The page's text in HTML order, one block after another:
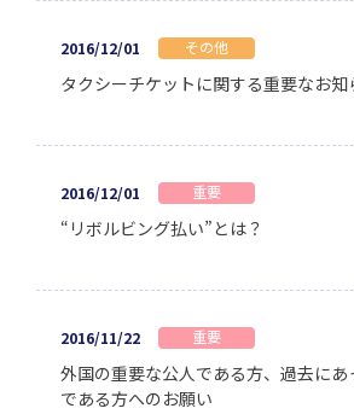
2016/12/01 その他
タクシーチケットに関する重要なお知
2016/12/01 重要
“リボルビング払い”とは？
2016/11/22 重要
外国の重要な公人である方、過去にあ
である方へのお願い